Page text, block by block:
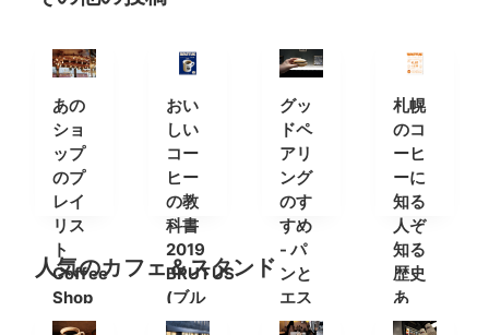
あの
ショ
ップ
のプ
レイ
リス
ト
Coffee
Shop
ギャ
おい
しい
コー
ヒー
の教
科書
2019
BRUTUS
(ブル
ータ
グッ
ドペ
アリ
ング
のす
すめ
- パ
ンと
エス
プレ
札幌
のコ
ーヒ
ーに
知る
人ぞ
知る
歴史
あ
り。
人気のカフェ＆スタンド